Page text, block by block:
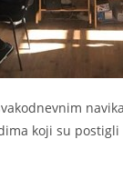
koji su